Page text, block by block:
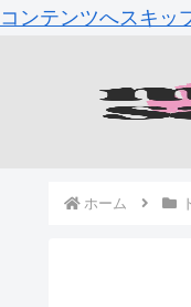
コンテンツへスキッ
ホーム